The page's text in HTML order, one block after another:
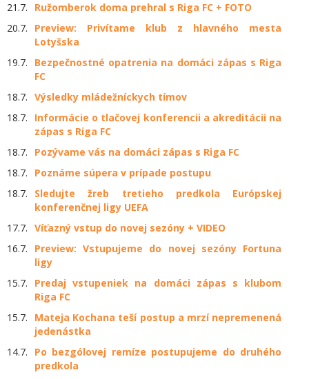
21.7.
Ružomberok doma prehral s Riga FC + FOTO
20.7.
Preview: Privítame klub z hlavného mesta
Lotyšska
19.7.
Bezpečnostné opatrenia na domáci zápas s Riga
FC
18.7. Výsledky mládežníckych tímov
18.7.
Informácie o tlačovej konferencii a akreditácii na
zápas s Riga FC
18.7.
Pozývame vás na domáci zápas s Riga FC
18.7.
Poznáme súpera v prípade postupu
18.7.
Sledujte žreb tretieho predkola Európskej
konferenčnej ligy UEFA
17.7. Víťazný vstup do novej sezóny + VIDEO
16.7.
Preview: Vstupujeme do novej sezóny Fortuna
ligy
15.7.
Predaj vstupeniek na domáci zápas s klubom
Riga FC
15.7.
Mateja Kochana teší postup a mrzí nepremenená
jedenástka
14.7.
Po bezgólovej remíze postupujeme do druhého
predkola